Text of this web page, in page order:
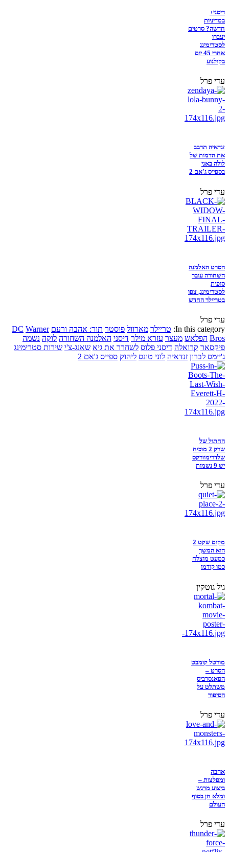
דיסני+
במדיניות
חדשה? סרטים
יעברו
לסטרימינג
אחרי 45 יום
בקולנוע
עדי פרל
זנדאיה תדבב
את הדמות של
לולה באני
בספייס ג'אם 2
עדי פרל
הסרט האלמנה
השחורה עובר
סופית
לסטרימינג, צפו
בטריילר החדש
עדי פרל
In this category: טריילר מארוול פוסטר תור: אהבה ורעם DC Warner
Bros הפלאש מעצר עזרא מילר דיסני האלמנה השחורה לוקה נשמה
פיקסאר קרואלה דיסני פלוס לשחרר את גיא שאנג-צ'י שירות סטרימינג
ג'יימס לברון זנדאיה לוני טונס ליהוק ספייס ג'אם 2
החתול של
שרק 2 מוכיח
שלדרימוורקס
יש 9 נשמות
עדי פרל
מקום שקט 2
הוא המשך
כמעט מוצלח
כמו קודמו
גיל גוטקין
מורטל קומבט
הסרט –
הפאנסרביס
משתלט על
הסיפור
עדי פרל
אהבה
ומפלצות –
ביצוע מרגש
ומלא חן בסוף
העולם
עדי פרל